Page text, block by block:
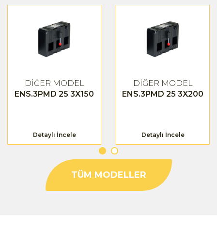
DİĞER MODEL
ENS.3PMD 25 3X150
Detaylı İncele
DİĞER MODEL
ENS.3PMD 25 3X200
Detaylı İncele
TÜM MODELLER